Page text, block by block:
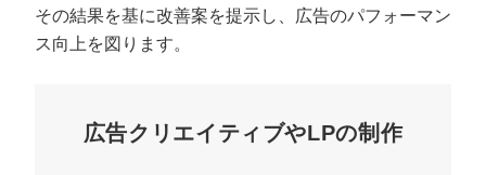
その結果を基に改善案を提示し、広告のパフォーマン
ス向上を図ります。
広告クリエイティブやLPの制作